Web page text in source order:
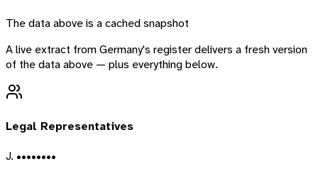
The data above is a cached snapshot
A live extract fromGermany's register delivers a fresh version
of the data above — plus everything below.
Legal Representatives
J. ••••••••